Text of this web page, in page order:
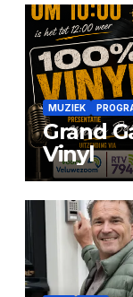
MUZIEK
Grand
Vinyl